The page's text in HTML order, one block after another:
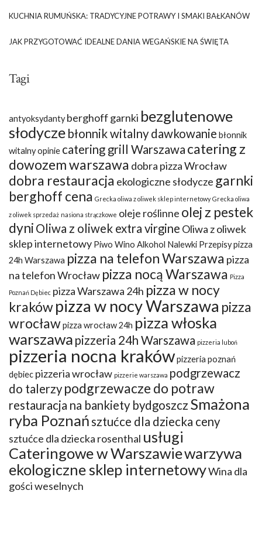
KUCHNIA RUMUŃSKA: TRADYCYJNE POTRAWY I SMAKI BAŁKANÓW
JAK PRZYGOTOWAĆ IDEALNE DANIA WEGAŃSKIE NA ŚWIĘTA
Tagi
antyoksydanty berghoff garnki bezglutenowe
słodycze błonnik witalny dawkowanie błonnik
witalny opinie catering grill Warszawa catering z
dowozem warszawa dobra pizza Wrocław
dobra restauracja ekologiczne słodycze garnki
berghoff cena Grecka oliwa z oliwek sklep internetowy Grecka oliwa
z oliwek sprzedaż nasiona strączkowe oleje roślinne olej z pestek
dyni Oliwa z oliwek extra virgine Oliwa z oliwek
sklep internetowy Piwo Wino Alkohol Nalewki Przepisypizza
24h Warszawa pizza na telefon Warszawa pizza
na telefon Wrocław pizza nocą Warszawa Pizza
Poznań Dębiec pizza Warszawa 24h pizza w nocy
krakówpizza w nocy Warszawa pizza
wrocławpizza wrocław 24h pizza włoska
warszawa pizzeria 24h Warszawa pizzeria luboń
pizzeria nocna krakówpizzeria poznań
dębiec pizzeria wrocław pizzerie warszawa podgrzewacz
do talerzy podgrzewacze do potraw
restauracja na bankiety bydgoszcz Smażona
ryba Poznań sztućce dla dziecka ceny
sztućce dla dziecka rosenthal usługi
Cateringowe w Warszawiewarzywa
ekologiczne sklep internetowyWina dla
gości weselnych